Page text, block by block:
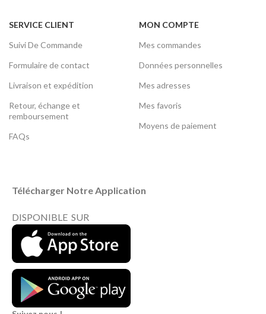
SERVICE CLIENT
Suivi De Commande
Formulaire de contact
Livraison et expédition
Retour, échange et
remboursement
FAQs
MON COMPTE
Mes commandes
Données personnelles
Mes adresses
Mes favoris
Moyens de paiement
Télécharger Notre Application
DISPONIBLE SUR